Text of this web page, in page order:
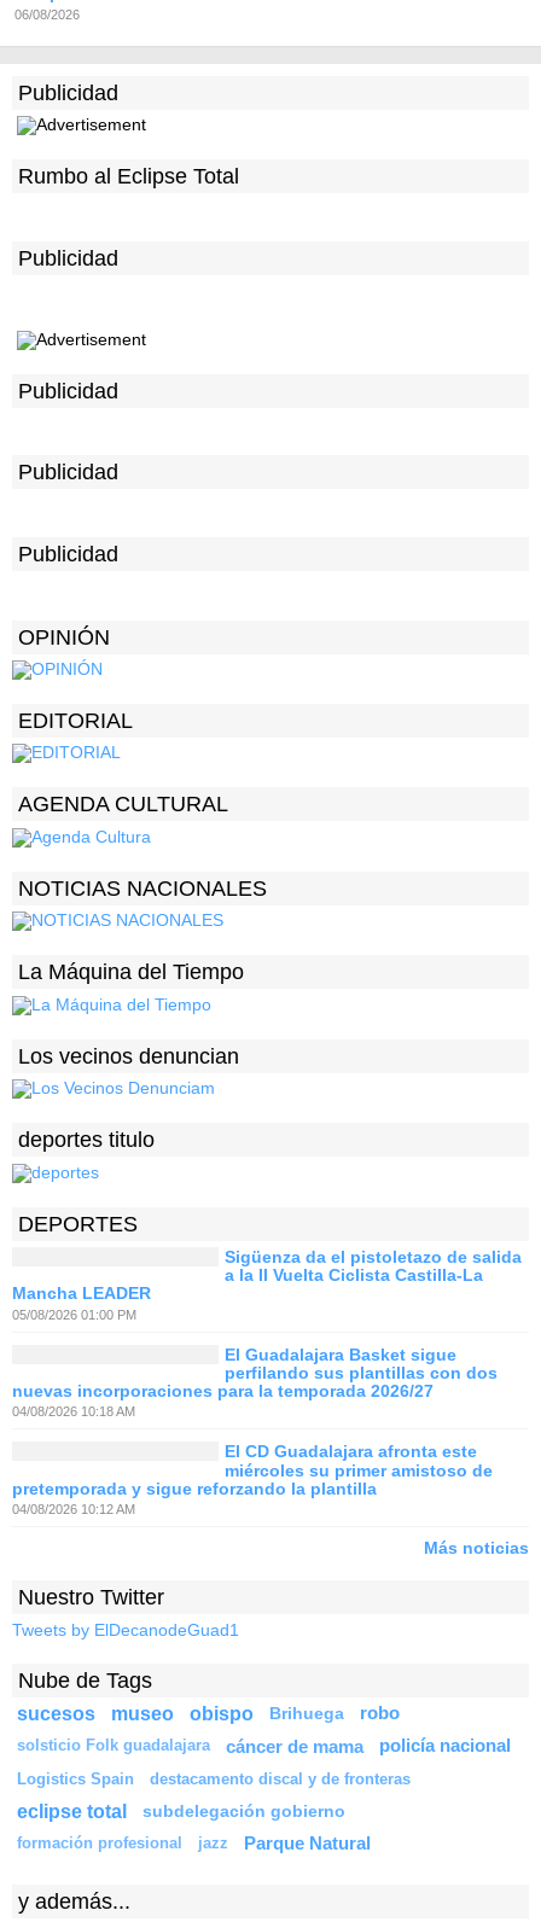
06/08/2026
Publicidad
Rumbo al Eclipse Total
Publicidad
Publicidad
Publicidad
Publicidad
OPINIÓN
EDITORIAL
AGENDA CULTURAL
NOTICIAS NACIONALES
La Máquina del Tiempo
Los vecinos denuncian
deportes titulo
DEPORTES
Sigüenza da el pistoletazo de salida
a la II Vuelta Ciclista Castilla-La
Mancha LEADER
05/08/2026 01:00 PM
El Guadalajara Basket sigue
perfilando sus plantillas con dos
nuevas incorporaciones para la temporada 2026/27
04/08/2026 10:18 AM
El CD Guadalajara afronta este
miércoles su primer amistoso de
pretemporada y sigue reforzando la plantilla
04/08/2026 10:12 AM
Más noticias
Nuestro Twitter
Tweets by ElDecanodeGuad1
Nube de Tags
sucesos museo obispo Brihuega robo
solsticio Folk guadalajara cáncer de mama policía nacional
Logistics Spain destacamento discal y de fronteras
eclipse total subdelegación gobierno
formación profesional jazz Parque Natural
y además...